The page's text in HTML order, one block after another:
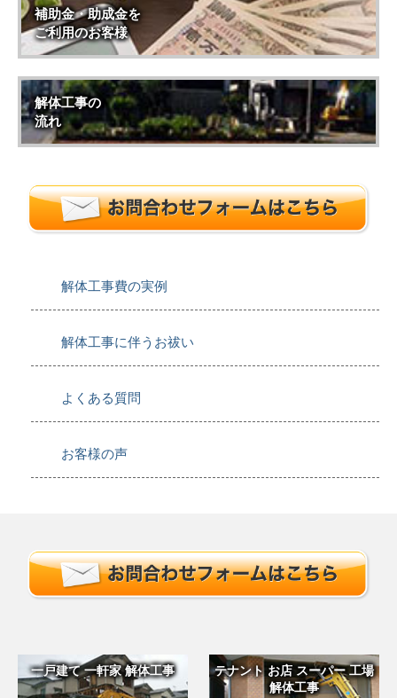
補助金・助成金を
ご利用のお客様
解体工事の
流れ
解体工事費の実例
解体工事に伴うお祓い
よくある質問
お客様の声
一戸建て 一軒家 解体工事
テナント お店 スーパー 工場
解体工事